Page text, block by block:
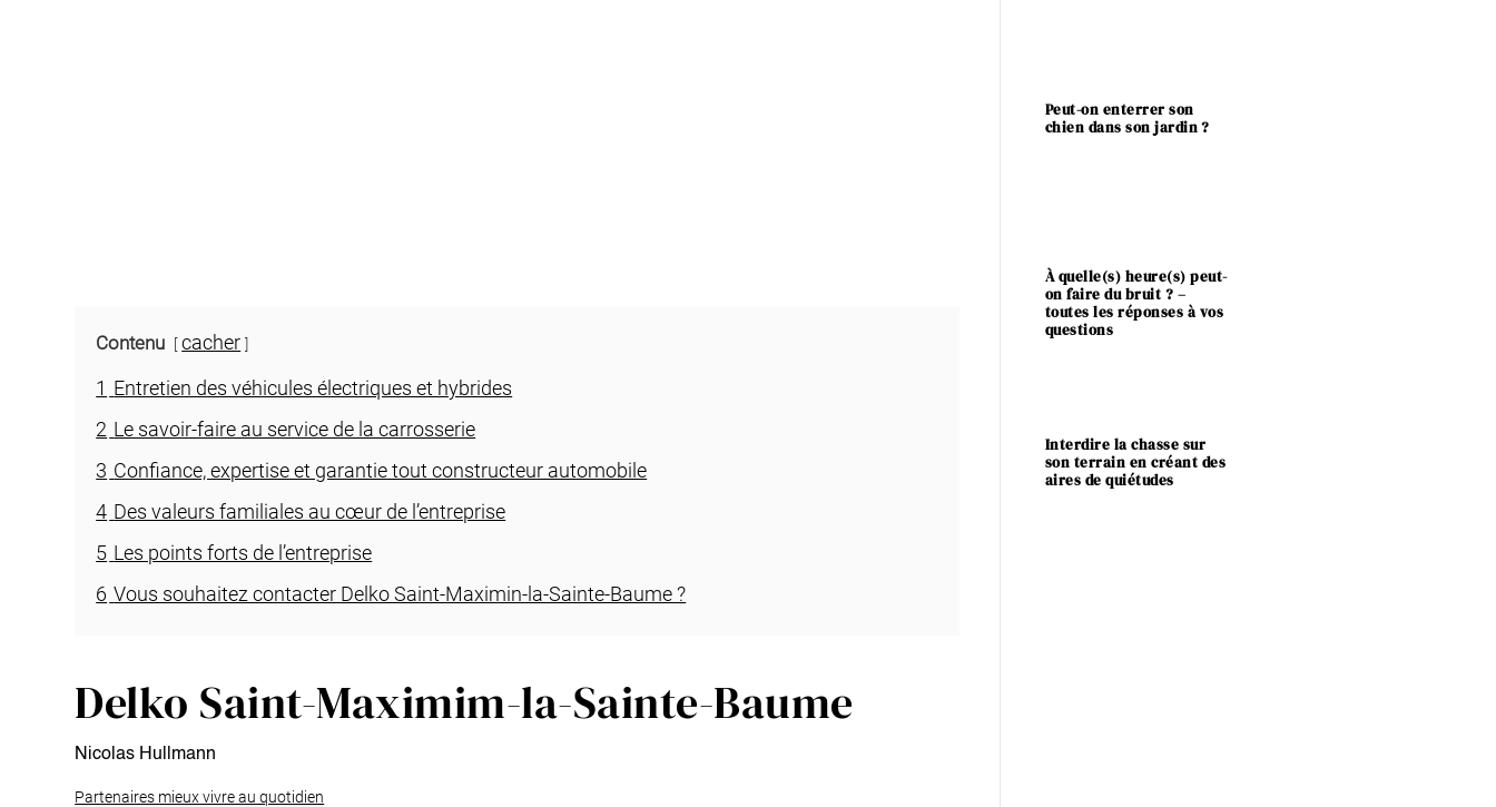
Contenu
cacher
1 Entretien des véhicules électriques et hybrides
2 Le savoir-faire au service de la carrosserie
3 Confiance, expertise et garantie tout constructeur automobile
4 Des valeurs familiales au cœur de l’entreprise
5 Les points forts de l’entreprise
6 Vous souhaitez contacter Delko Saint-Maximin-la-Sainte-Baume ?
Delko Saint-Maximim-la-Sainte-Baume
Nicolas Hullmann
Partenaires mieux vivre au quotidien
Peut-on enterrer son
chien dans son jardin ?
À quelle(s) heure(s) peut-
on faire du bruit ? –
toutes les réponses à vos
questions
Interdire la chasse sur
son terrain en créant des
aires de quiétudes